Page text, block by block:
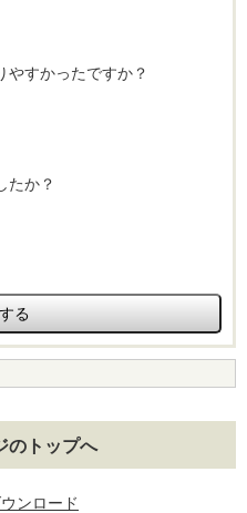
やすかったですか？
たか？
のトップへ
ンロード